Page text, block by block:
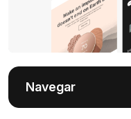
Navegar